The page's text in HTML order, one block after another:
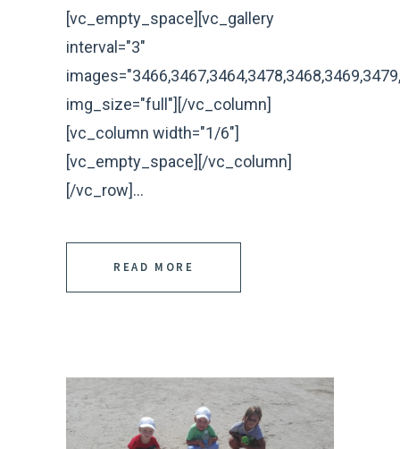
[vc_empty_space][vc_gallery
interval="3"
img_size="full"][/vc_column]
[vc_column width="1/6"]
[vc_empty_space][/vc_column]
[/vc_row]...
READ MORE